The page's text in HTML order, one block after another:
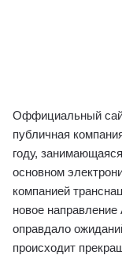
Оффициальный
публичная
году,
основном
компанией
новое
оправдало
происходит